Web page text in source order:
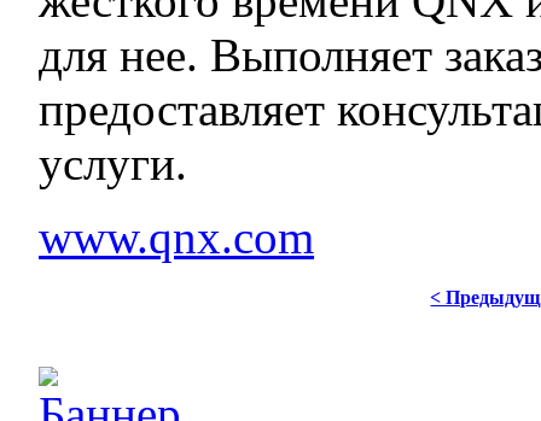
для нее. Выполняет
предоставляет
услуги.
www.qnx.com
<